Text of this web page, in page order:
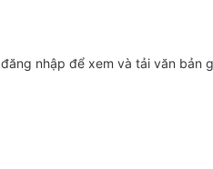
đăng nhập để xem và tải văn bản